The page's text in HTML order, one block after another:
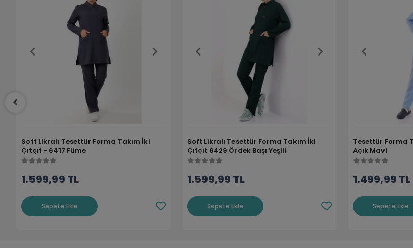
Soft Likralı Tesettür Forma Takım İki
Çıtçıt - 6417 Füme
1.599,99 TL
Sepete Ekle
Soft Likralı Tesettür Forma Takım İki
Çıtçıt 6429 Ördek Başı Yeşili
1.599,99 TL
Sepete Ekle
Tesettür Forma
Açık Mavi
1.499,99 TL
Sepete Ekle